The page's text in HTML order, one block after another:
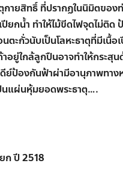
กายสิทธิ์ ที่ปรากฏในนิมิตขอ
ปียกน้ำ ทำให้ไม้ขีดไฟจุดไม่
ะกั่วนับเป็นโลหะธาตุที่มีเนื้อ
อยู่ใกล้ลูกปืนอาจทำให้กระสุ
ดีย์ป้องกันฟ้าผ่ามีอานุภาพท
นแผ่นหุ้มยอดพระธาตุ….
ก ปี 2518